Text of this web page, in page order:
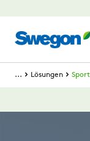
... Lösungen